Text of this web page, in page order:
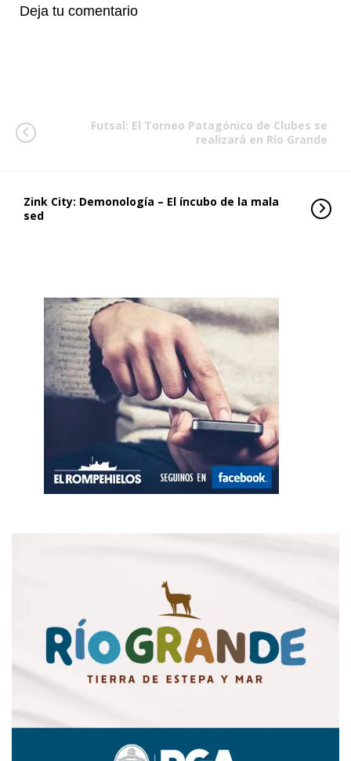
Deja tu comentario
Futsal: El Torneo Patagónico de Clubes se
realizará en Río Grande
Zink City: Demonología – El íncubo de la mala
sed